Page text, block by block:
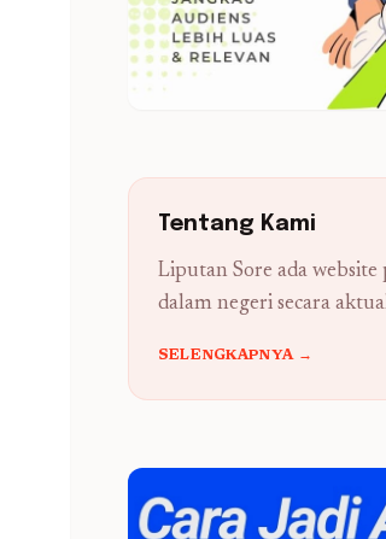
Tentang Kami
Liputan Sore ada website
dalam negeri secara
SELENGKAPNYA →